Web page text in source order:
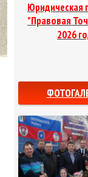
Юридическая
"Правовая
2026